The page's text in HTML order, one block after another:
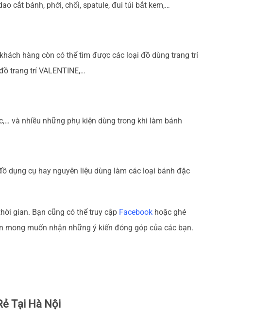
cắt bánh, phới, chổi, spatule, đui túi bắt kem,…
hàng còn có thể tìm được các loại đồ dùng trang trí
trang trí VALENTINE,…
và nhiều những phụ kiện dùng trong khi làm bánh
dụng cụ hay nguyên liệu dùng làm các loại bánh đặc
gian. Bạn cũng có thể truy cập Facebook hoặc ghé
muốn nhận những ý kiến đóng góp của các bạn.
Tại Hà Nội